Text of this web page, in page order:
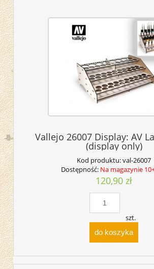
Vallejo 26007 Display: AV
(display only)
Kod produktu:val-26007
Dostępność: Na magazynie
120,90 zł
szt.
do koszyka